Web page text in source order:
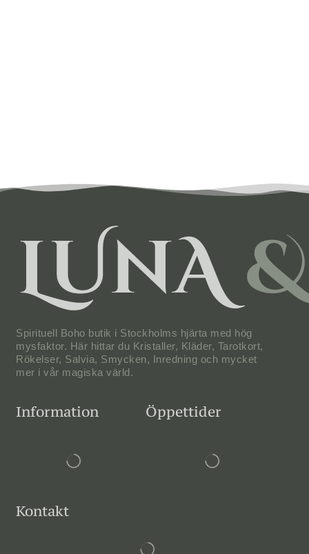
Spirituell Boho butik i Stockholms hjärta med hög
mysfaktor. Här hittar du Kristaller, Kläder, Tarotkort,
Rökelser, Salvia, Smycken, Inredning och mycket
mer i vår magiska värld.
Information Öppettider
Kontakt